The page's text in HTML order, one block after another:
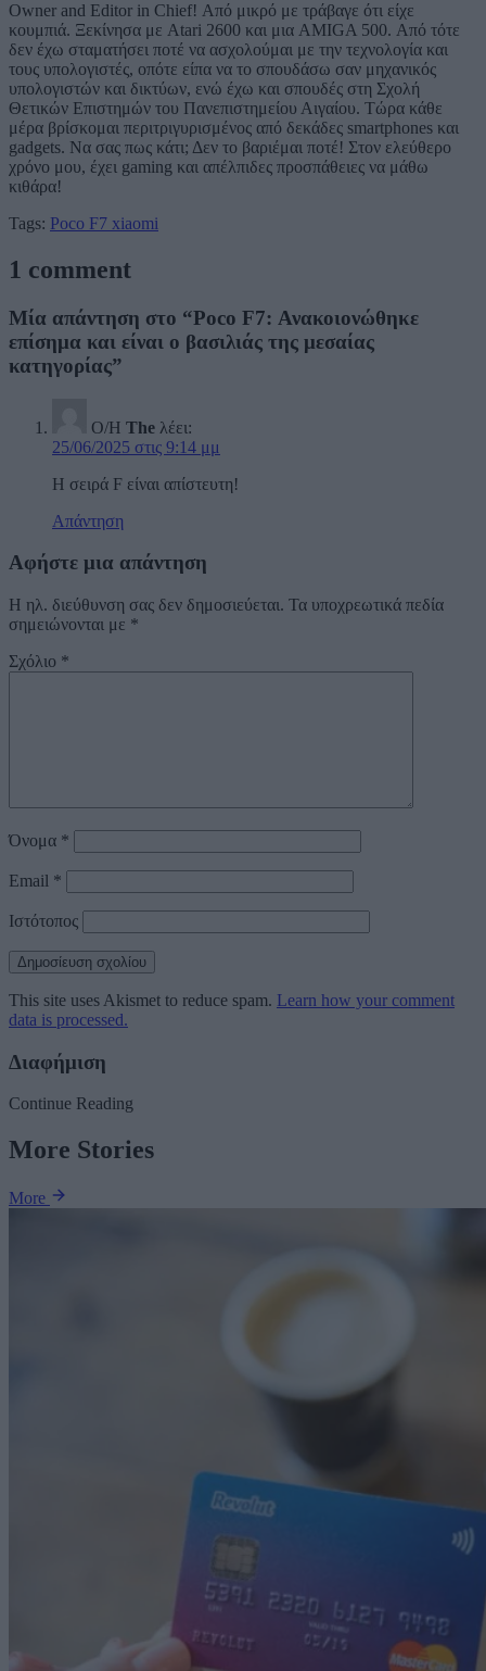
Owner and Editor in Chief! Από μικρό με τράβαγε ότι είχε
κουμπιά. Ξεκίνησα με Atari 2600 και μια AMIGA 500. Από τότε
δεν έχω σταματήσει ποτέ να ασχολούμαι με την τεχνολογία και
τους υπολογιστές, οπότε είπα να το σπουδάσω σαν μηχανικός
υπολογιστών και δικτύων, ενώ έχω και σπουδές στη Σχολή
Θετικών Επιστημών του Πανεπιστημείου Αιγαίου. Τώρα κάθε
μέρα βρίσκομαι περιτριγυρισμένος από δεκάδες smartphones και
gadgets. Να σας πως κάτι; Δεν το βαριέμαι ποτέ! Στον ελεύθερο
χρόνο μου, έχει gaming και απέλπιδες προσπάθειες να μάθω
κιθάρα!
Tags: Poco F7 xiaomi
1 comment
Μία απάντηση στο “Poco F7: Ανακοιονώθηκε
επίσημα και είναι ο βασιλιάς της μεσαίας
κατηγορίας”
Ο/Η The λέει:
25/06/2025 στις 9:14 μμ
Η σειρά F είναι απίστευτη!
Απάντηση
Αφήστε μια απάντηση
Η ηλ. διεύθυνση σας δεν δημοσιεύεται. Τα υποχρεωτικά πεδία
σημειώνονται με *
Σχόλιο *
Όνομα *
Email *
Ιστότοπος
This site uses Akismet to reduce spam. Learn how your comment
data is processed.
Διαφήμιση
Continue Reading
More Stories
More